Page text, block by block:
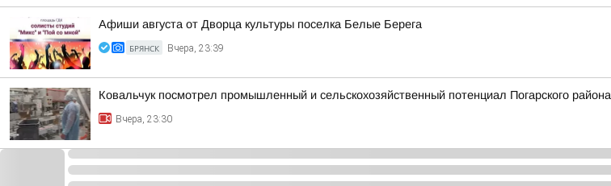
Афиши августа от Дворца культуры поселка Белые Берега
БРЯНСК Вчера, 23:39
Ковальчук посмотрел промышленный и сельскохозяйственный потенциал Погарского района
Вчера, 23:30